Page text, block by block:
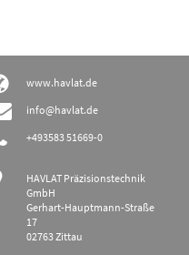
www.havlat.de
info@havlat.de
+493583 51669-0
HAVLAT Präzisionstechnik
GmbH
Gerhart-Hauptmann-Straße
17
02763 Zittau